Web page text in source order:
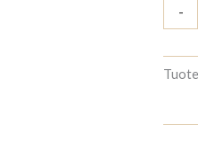
-
3/7
määrä